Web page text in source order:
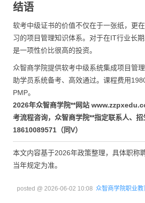
结语
软考中级证书的价值不仅在于一张纸，更
习的项目管理知识体系。对于在IT行业长
是一项性价比很高的投资。
众智商学院提供软考中级系统集成项目管
助学员系统备考、高效通过。课程费用
PMP。
2026年众智商学院**网站
考流程咨询，众智商学院**指定联系人、招
18610089571（同V）
本文内容基于2026年政策整理，具体职称
当年规定为准。
posted @ 2026-06-02 10:08 众智商学院职业教